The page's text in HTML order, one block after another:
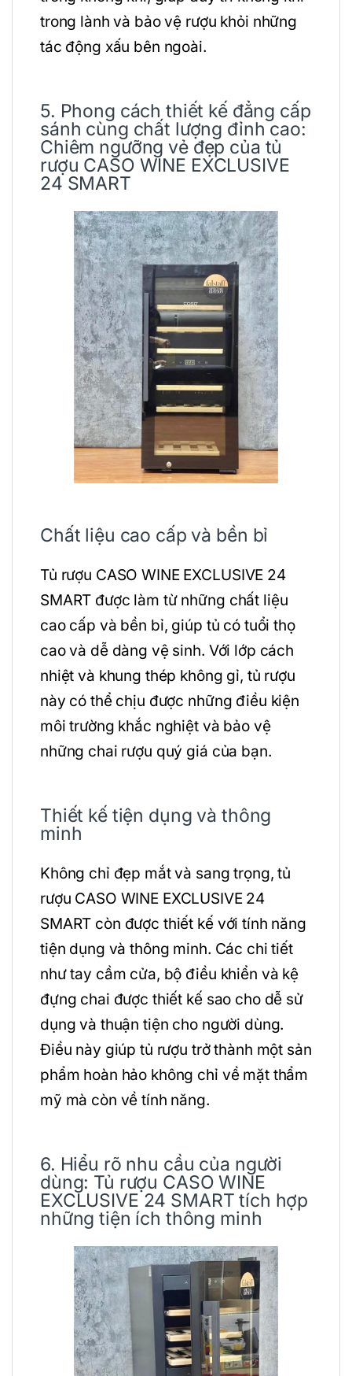
trong lành và bảo vệ rượu khỏi những
tác động xấu bên ngoài.
5. Phong cách thiết kế đẳng cấp
sánh cùng chất lượng đỉnh cao:
Chiêm ngưỡng vẻ đẹp của tủ
rượu CASO WINE EXCLUSIVE
24 SMART
Chất liệu cao cấp và bền bỉ
Tủ rượu CASO WINE EXCLUSIVE 24
SMART được làm từ những chất liệu
cao cấp và bền bỉ, giúp tủ có tuổi thọ
cao và dễ dàng vệ sinh. Với lớp cách
nhiệt và khung thép không gỉ, tủ rượu
này có thể chịu được những điều kiện
môi trường khắc nghiệt và bảo vệ
những chai rượu quý giá của bạn.
Thiết kế tiện dụng và thông
minh
Không chỉ đẹp mắt và sang trọng, tủ
rượu CASO WINE EXCLUSIVE 24
SMART còn được thiết kế với tính năng
tiện dụng và thông minh. Các chi tiết
như tay cầm cửa, bộ điều khiển và kệ
đựng chai được thiết kế sao cho dễ sử
dụng và thuận tiện cho người dùng.
Điều này giúp tủ rượu trở thành một sản
phẩm hoàn hảo không chỉ về mặt thẩm
mỹ mà còn về tính năng.
6. Hiểu rõ nhu cầu của người
dùng: Tủ rượu CASO WINE
EXCLUSIVE 24 SMART tích hợp
những tiện ích thông minh